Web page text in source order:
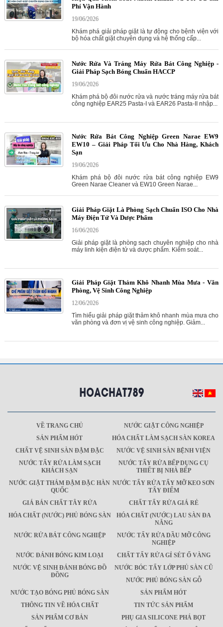
Phí Vận Hành
19/06/2026
Khám phá giải pháp giặt là tự động cho bệnh viện với
bộ hóa chất giặt chuyên dụng và hệ thống cấp...
Nước Rửa Và Tráng Máy Rửa Bát Công Nghiệp -
Giải Pháp Sạch Bóng Chuẩn HACCP
19/06/2026
Khám phá bộ đôi nước rửa và nước tráng máy rửa bát
công nghiệp EAR25 Pasta-I và EAR26 Pasta-II nhập...
Nước Rửa Bát Công Nghiệp Green Narae EW9
EW10 – Giải Pháp Tối Ưu Cho Nhà Hàng, Khách
Sạn
19/06/2026
Khám phá bộ đôi nước rửa bát công nghiệp EW9
Green Narae Cleaner và EW10 Green Narae...
Giải Pháp Giặt Là Phòng Sạch Chuẩn ISO Cho Nhà
Máy Điện Tử Và Dược Phẩm
16/06/2026
Giải pháp giặt là phòng sạch chuyên nghiệp cho nhà
máy linh kiện điện tử và dược phẩm. Kiểm soát...
Giải Pháp Giặt Thảm Khô Nhanh Mùa Mưa - Văn
Phòng, Vệ Sinh Công Nghiệp
12/06/2026
Tìm hiểu giải pháp giặt thảm khô nhanh mùa mưa cho
văn phòng và đơn vị vệ sinh công nghiệp. Giảm...
VỀ TRANG CHỦ
NƯỚC GIẶT CÔNG NGHIỆP
SẢN PHẨM HÓT
HÓA CHẤT LÀM SẠCH SÀN KOREA
CHẤT VỆ SINH SÀN ĐẬM ĐẶC
NƯỚC VỆ SINH SÀN BỆNH VIỆN
NƯỚC TẨY RỬA LÀM SẠCH
KHÁCH SẠN
NƯỚC TẨY RỬA BẾP DỤNG CỤ
THIẾT BỊ NHÀ BẾP
NƯỚC GIẶT THẢM ĐẬM ĐẶC HÀN
QUỐC
NƯỚC TẨY RỬA TẨY MỠ KEO SƠN
TẨY ĐIỂM
GIÁ BÁN CHẤT TÂY RỬA
CHẤT TẨY RỬA GIÁ RẺ
HÓA CHẤT (NƯỚC) PHỦ BÓNG SÀN
HÓA CHẤT (NƯỚC) LAU SÀN ĐA
NĂNG
NƯỚC RỬA BÁT CÔNG NGHIỆP
NƯỚC TẨY RỬA DẦU MỠ CÔNG
NGHIỆP
NƯỚC ĐÁNH BÓNG KIM LOẠI
CHẤT TẨY RỬA GỈ SÉT Ố VÀNG
NƯỚC VỆ SINH ĐÁNH BÓNG ĐỒ
ĐỒNG
NƯỚC BÓC TẨY LỚP PHỦ SÀN CŨ
NƯỚC PHỦ BÓNG SÀN GỖ
NƯỚC TẠO BÓNG PHỦ BÓNG SÀN
SẢN PHẨM HÓT
THÔNG TIN VỀ HÓA CHẤT
TIN TỨC SẢN PHẨM
SẢN PHẨM CƠ BẢN
PHỤ GIA SILICONE PHÁ BỌT